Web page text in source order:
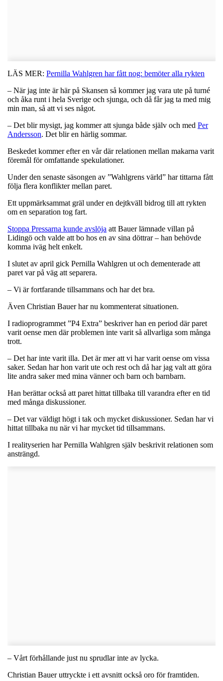
LÄS MER: Pernilla Wahlgren har fått nog: bemöter alla rykten
– När jag inte är här på Skansen så kommer jag vara ute på turné
och åka runt i hela Sverige och sjunga, och då får jag ta med mig
min man, så att vi ses något.
– Det blir mysigt, jag kommer att sjunga både själv och med Per
Andersson. Det blir en härlig sommar.
Beskedet kommer efter en vår där relationen mellan makarna varit
föremål för omfattande spekulationer.
Under den senaste säsongen av ”Wahlgrens värld” har tittarna fått
följa flera konflikter mellan paret.
Ett uppmärksammat gräl under en dejtkväll bidrog till att rykten
om en separation tog fart.
Stoppa Pressarna kunde avslöja att Bauer lämnade villan på
Lidingö och valde att bo hos en av sina döttrar – han behövde
komma iväg helt enkelt.
I slutet av april gick Pernilla Wahlgren ut och dementerade att
paret var på väg att separera.
– Vi är fortfarande tillsammans och har det bra.
Även Christian Bauer har nu kommenterat situationen.
I radioprogrammet ”P4 Extra” beskriver han en period där paret
varit oense men där problemen inte varit så allvarliga som många
trott.
– Det har inte varit illa. Det är mer att vi har varit oense om vissa
saker. Sedan har hon varit ute och rest och då har jag valt att göra
lite andra saker med mina vänner och barn och barnbarn.
Han berättar också att paret hittat tillbaka till varandra efter en tid
med många diskussioner.
– Det var väldigt högt i tak och mycket diskussioner. Sedan har vi
hittat tillbaka nu när vi har mycket tid tillsammans.
I realityserien har Pernilla Wahlgren själv beskrivit relationen som
ansträngd.
– Vårt förhållande just nu sprudlar inte av lycka.
Christian Bauer uttryckte i ett avsnitt också oro för framtiden.